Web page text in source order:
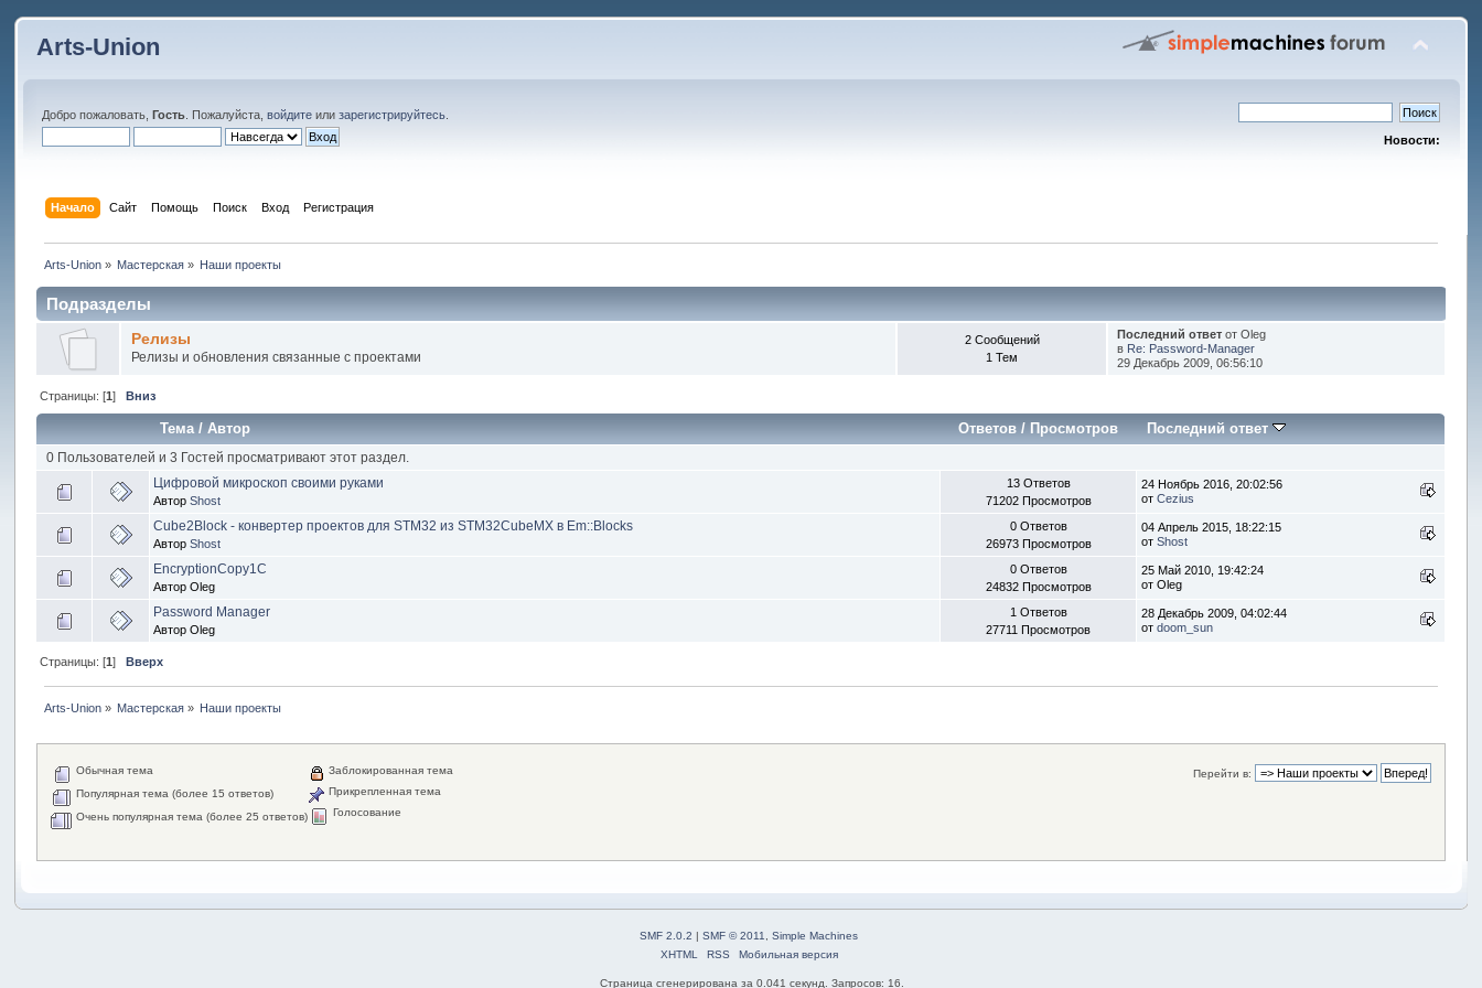
Arts-Union
Добро пожаловать,Гость . Пожалуйста,войдите илизарегистрируйтесь
Новости:
Начало Сайт Помощь Поиск Вход Регистрация
Arts-Union» Мастерская » Наши проекты
Подразделы
Релизы
Релизы и обновления связанные с проектами
2 Сообщений
1 Тем
Последний ответот Oleg
в Re: Password-Manager
29 Декабрь 2009, 06:56:10
Страницы: [1] Вниз
Тема/ Автор Ответов/ Просмотров Последний ответ
0 Пользователей и 3 Гостей просматривают этот раздел.
Цифровой микроскоп своими руками
АвторShost
13 Ответов
71202 Просмотров
24 Ноябрь 2016, 20:02:56
отCezius
Cube2Block - конвертер проектов для STM32 из STM32CubeMX в Em::Blocks
АвторShost
0 Ответов
26973 Просмотров
04 Апрель 2015, 18:22:15
отShost
EncryptionCopy1C
Автор Oleg
0 Ответов
24832 Просмотров
25 Май 2010, 19:42:24
от Oleg
Password Manager
Автор Oleg
1 Ответов
27711 Просмотров
28 Декабрь 2009, 04:02:44
отdoom_sun
Страницы: [1] Вверх
Arts-Union» Мастерская » Наши проекты
Перейти в:
Обычная тема
Популярная тема (более 15 ответов)
Очень популярная тема (более 25 ответов)
Заблокированная тема
Прикрепленная тема
Голосование
SMF 2.0.2 |SMF © 2011 ,Simple Machines
XHTML
RSS Мобильная версия
Страница сгенерирована за 0.041 секунд. Запросов: 16.